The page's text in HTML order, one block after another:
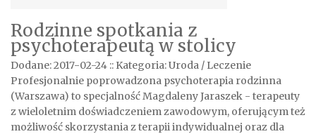
Rodzinne spotkania z
psychoterapeutą w stolicy
Dodane: 2017-02-24 :: Kategoria: Uroda / Leczenie
Profesjonalnie poprowadzona psychoterapia rodzinna
(Warszawa) to specjalność Magdaleny Jaraszek - terapeuty
z wieloletnim doświadczeniem zawodowym, oferującym też
możliwość skorzystania z terapii indywidualnej oraz dla